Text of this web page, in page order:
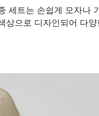
세트는 손쉽게 모자나
상으로 디자인되어 다